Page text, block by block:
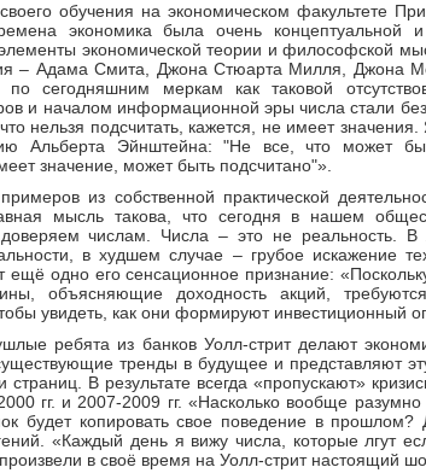
обучения на экономическом факультете
экономика была очень концептуальной
экономической теории и философской
– Адама Смита, Джона Стюарта Милля, Джона
по сегодняшним меркам как таковой
и началом информационной эры числа стали
нельзя подсчитать, кажется, не имеет
Альберта Эйнштейна: "Не все, что может
значение, может быть подсчитано"».
из собственной практической
мысль такова, что сегодня в нашем
числам. Числа – это не реальность.
в худшем случае – грубое искажение
ещё одно его сенсационное признание:
объясняющие доходность акций,
увидеть, как они формируют инвестиционный
ребята из банков Уолл-стрит делают
тренды в будущее и представляют
страниц. В результате всегда «пропускают»
гг. и 2007-2009 гг. «Насколько вообще
будет копировать свое поведение в прошлом?
«Каждый день я вижу числа, которые лгут
в своё время на Уолл-стрит настоящий